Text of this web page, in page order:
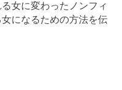
女に変わったノンフィ
になるための方法を伝